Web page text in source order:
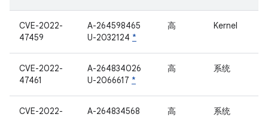
CVE-2022-
47459
A-264598465
U-2032124 *
高 Kernel
CVE-2022-
47461
A-264834026
U-2066617 *
高 系统
CVE-2022-
A-264834568
高 系统